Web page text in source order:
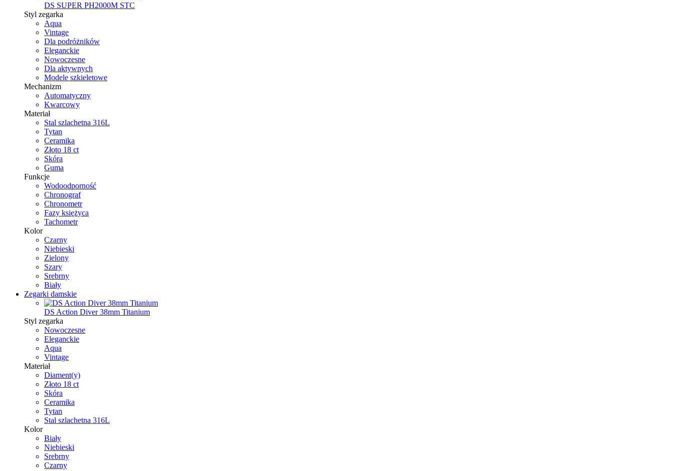
DS SUPER PH2000M STC
Styl zegarka
Aqua
Vintage
Dla podróżników
Eleganckie
Nowoczesne
Dla aktywnych
Modele szkieletowe
Mechanizm
Automatyczny
Kwarcowy
Materiał
Stal szlachetna 316L
Tytan
Ceramika
Złoto 18 ct
Skóra
Guma
Funkcje
Wodoodporność
Chronograf
Chronometr
Fazy księżyca
Tachometr
Kolor
Czarny
Niebieski
Zielony
Szary
Srebrny
Biały
Zegarki damskie
DS Action Diver 38mm Titanium
Styl zegarka
Nowoczesne
Eleganckie
Aqua
Vintage
Materiał
Diament(y)
Złoto 18 ct
Skóra
Ceramika
Tytan
Stal szlachetna 316L
Kolor
Biały
Niebieski
Srebrny
Czarny